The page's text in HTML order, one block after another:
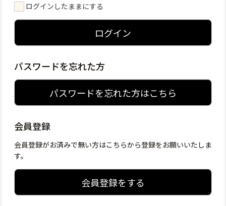
ログインしたままにする
ログイン
パスワードを忘れた方
パスワードを忘れた方はこちら
会員登録
会員登録がお済みで無い方はこちらから登録をお願いいたしま
す。
会員登録をする